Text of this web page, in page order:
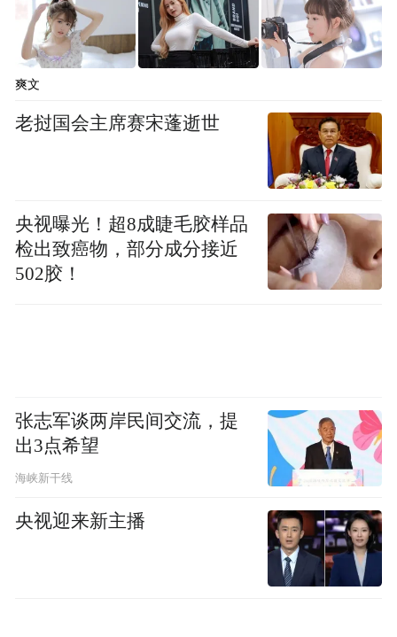
爽文
老挝国会主席赛宋蓬逝世
央视曝光！超8成睫毛胶样品
检出致癌物，部分成分接近
502胶！
张志军谈两岸民间交流，提
出3点希望
海峡新干线
央视迎来新主播